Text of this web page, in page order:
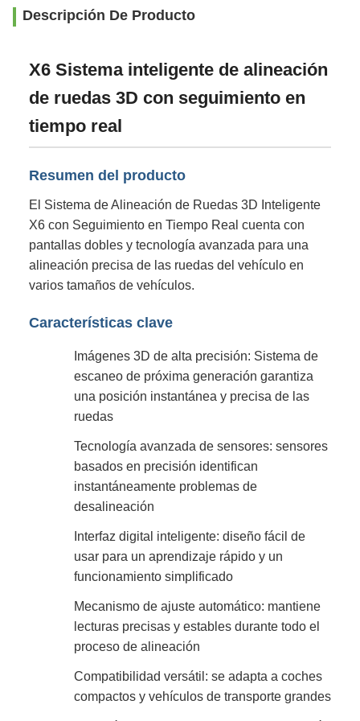
Descripción De Producto
X6 Sistema inteligente de alineación
de ruedas 3D con seguimiento en
tiempo real
Resumen del producto
El Sistema de Alineación de Ruedas 3D Inteligente
X6 con Seguimiento en Tiempo Real cuenta con
pantallas dobles y tecnología avanzada para una
alineación precisa de las ruedas del vehículo en
varios tamaños de vehículos.
Características clave
Imágenes 3D de alta precisión: Sistema de
escaneo de próxima generación garantiza
una posición instantánea y precisa de las
ruedas
Tecnología avanzada de sensores: sensores
basados en precisión identifican
instantáneamente problemas de
desalineación
Interfaz digital inteligente: diseño fácil de
usar para un aprendizaje rápido y un
funcionamiento simplificado
Mecanismo de ajuste automático: mantiene
lecturas precisas y estables durante todo el
proceso de alineación
Compatibilidad versátil: se adapta a coches
compactos y vehículos de transporte grandes